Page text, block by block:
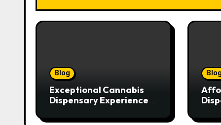
Blog
Exceptional Cannabis
Dispensary Experience